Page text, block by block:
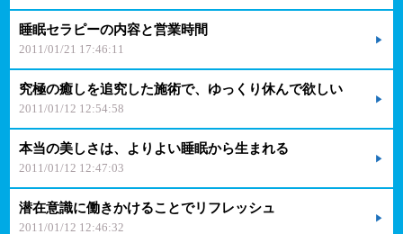
睡眠セラピーの内容と営業時間
2011/01/21 17:46:11
究極の癒しを追究した施術で、ゆっくり休んで欲しい
2011/01/12 12:54:58
本当の美しさは、よりよい睡眠から生まれる
2011/01/12 12:47:03
潜在意識に働きかけることでリフレッシュ
2011/01/12 12:46:32